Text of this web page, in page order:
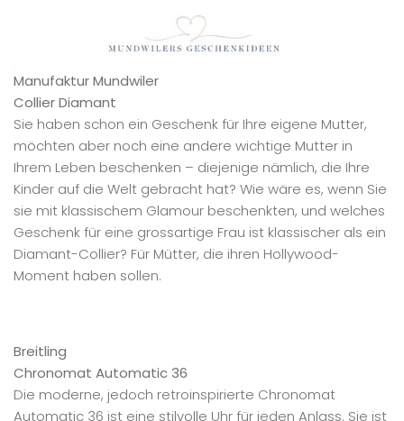
Manufaktur Mundwiler
Collier Diamant
Sie haben schon ein Geschenk für Ihre eigene Mutter,
möchten aber noch eine andere wichtige Mutter in
Ihrem Leben beschenken – diejenige nämlich, die Ihre
Kinder auf die Welt gebracht hat? Wie wäre es, wenn Sie
sie mit klassischem Glamour beschenkten, und welches
Geschenk für eine grossartige Frau ist klassischer als ein
Diamant-Collier? Für Mütter, die ihren Hollywood-
Moment haben sollen.
Breitling
Chronomat Automatic 36
Die moderne, jedoch retroinspirierte Chronomat
Automatic 36 ist eine stilvolle Uhr für jeden Anlass. Sie ist